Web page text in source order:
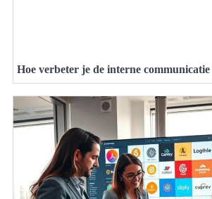
Hoe verbeter je de interne communicatie